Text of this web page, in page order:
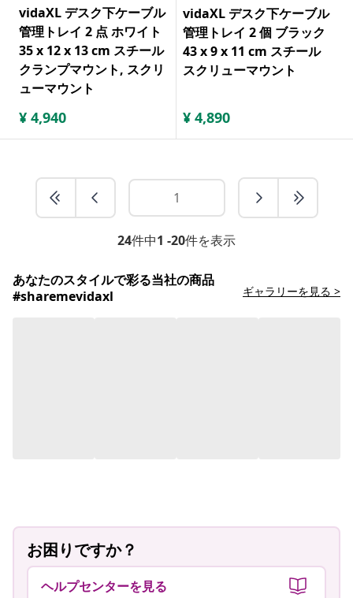
vidaXL デスク下ケーブル
管理トレイ 2 点 ホワイト
35 x 12 x 13 cm スチール
クランプマウント, スクリ
ューマウント
¥ 4,940
vidaXL デスク下ケーブル
管理トレイ 2 個 ブラック
43 x 9 x 11 cm スチール
スクリューマウント
¥ 4,890
24件中1 -20件を表示
あなたのスタイルで彩る当社の商品
#sharemevidaxl
ギャラリーを見る >
お困りですか？